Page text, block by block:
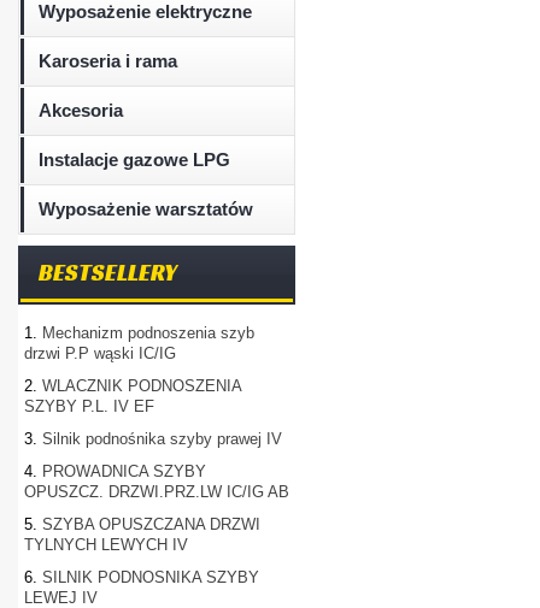
Wyposażenie elektryczne
Karoseria i rama
Akcesoria
Instalacje gazowe LPG
Wyposażenie warsztatów
BESTSELLERY
1. Mechanizm podnoszenia szyb
drzwi P.P wąski IC/IG
2. WLACZNIK PODNOSZENIA
SZYBY P.L. IV EF
3. Silnik podnośnika szyby prawej IV
4. PROWADNICA SZYBY
OPUSZCZ. DRZWI.PRZ.LW IC/IG AB
5. SZYBA OPUSZCZANA DRZWI
TYLNYCH LEWYCH IV
6. SILNIK PODNOSNIKA SZYBY
LEWEJ IV